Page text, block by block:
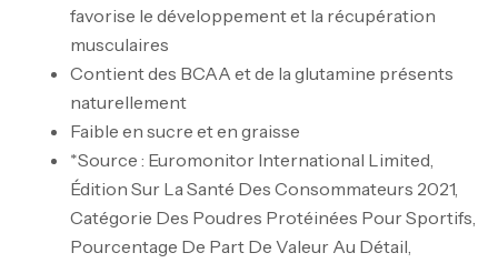
favorise le développement et la récupération
musculaires
Contient des BCAA et de la glutamine présents
naturellement
Faible en sucre et en graisse
*Source : Euromonitor International Limited,
Édition Sur La Santé Des Consommateurs 2021,
Catégorie Des Poudres Protéinées Pour Sportifs,
Pourcentage De Part De Valeur Au Détail,
Mega Creatine CREAPURE – 306 Gr –
Biotech USA
CREATINE